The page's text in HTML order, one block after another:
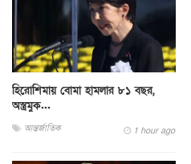
হিরোশিমায় বোমা হামলার ৮১ বছর,
অস্ত্রমুক...
আন্তর্জাতিক 1 hour ago